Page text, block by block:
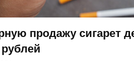
продажу сигарет